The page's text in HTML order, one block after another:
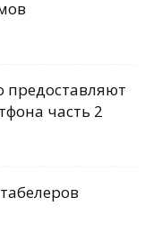
предоставляют
часть 2